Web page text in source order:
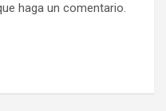
haga un comentario.